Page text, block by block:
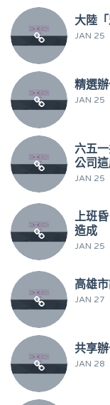
大陸
JAN 25
精選
JAN 25
六五
公司
JAN 25
上班
造成
JAN 25
高雄
JAN 27
共享
JAN 28